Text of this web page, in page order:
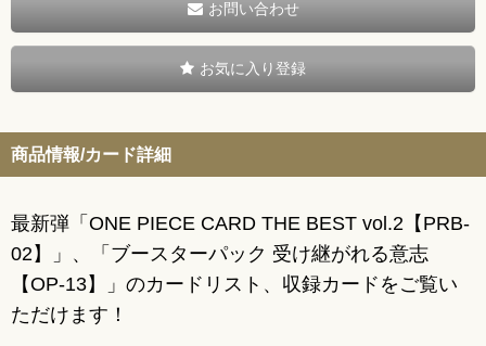
お問い合わせ
お気に入り登録
商品情報/カード詳細
最新弾「ONE PIECE CARD THE BEST vol.2【PRB-
02】」、「ブースターパック 受け継がれる意志
【OP-13】」のカードリスト、収録カードをご覧い
ただけます！